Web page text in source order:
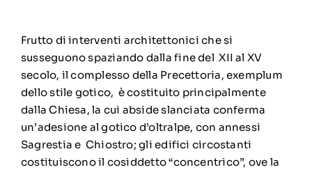
Frutto di interventi architettonici che si
susseguono spaziando dalla fine del XII al XV
secolo, il complesso della Precettoria, exemplum
dello stile gotico, è costituito principalmente
dalla Chiesa, la cui abside slanciata conferma
un’adesione al gotico d’oltralpe, con annessi
Sagrestia e Chiostro; gli edifici circostanti
costituiscono il cosiddetto “concentrico”, ove la